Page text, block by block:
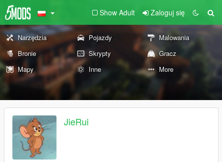
Show Adult Zaloguj się
Narzędzia Pojazdy
Malowania
Bronie
Skrypty
Gracz
Mapy
Inne More
JieRui